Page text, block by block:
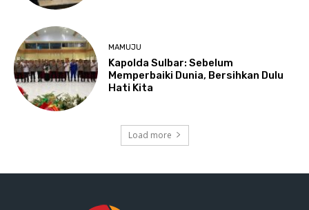
MAMUJU
Kapolda Sulbar: Sebelum
Memperbaiki Dunia, Bersihkan Dulu
Hati Kita
Load more